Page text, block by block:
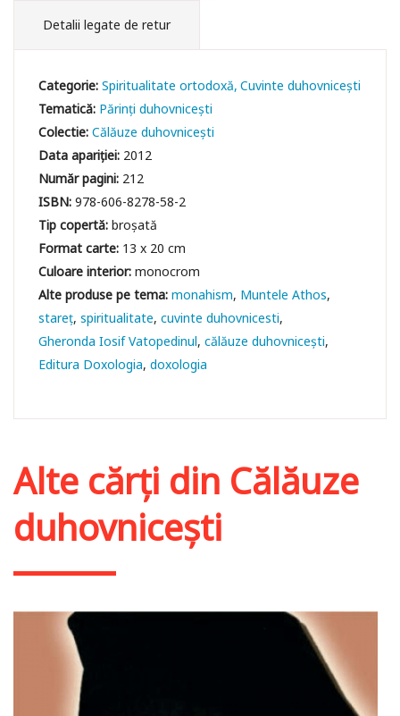
Detalii legate de retur
Categorie:Spiritualitate ortodoxă Cuvinte duhovniceşti
Tematică: Părinți duhovnicești
Colectie:Călăuze duhovnicești
Data apariției: 2012
Număr pagini: 212
ISBN:978-606-8278-58-2
Tip copertă:broșată
Format carte: 13 x 20 cm
Culoare interior:monocrom
monahism Muntele Athos
stareţ spiritualitate cuvinte duhovnicesti
Gheronda Iosif Vatopedinul călăuze duhovnicești
Editura Doxologia doxologia
Alte cărți din Călăuze
duhovnicești